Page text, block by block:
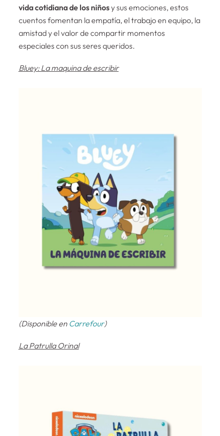
vida cotidiana de los niñosy sus emociones, estos
cuentos fomentan la empatía, el trabajo en equipo, la
amistad y el valor de compartir momentos
especiales con sus seres queridos.
Bluey: La maquina de escribir
(Disponible en Carrefour)
La Patrulla Orinal